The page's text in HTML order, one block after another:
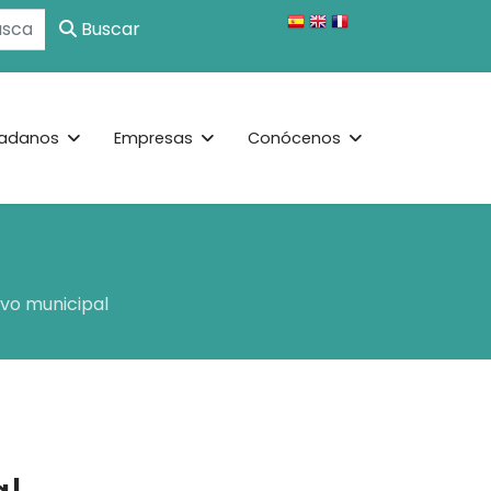
Buscar
Empresas Conócenos
municipal